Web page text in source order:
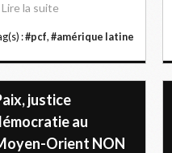
Lire la suite
:#pcf, #amérique latine
justice
au
Orient NON